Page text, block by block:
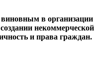
в организации
некоммерческой
и права граждан.